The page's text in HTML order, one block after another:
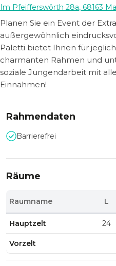
Im Pfeifferswörth 28a, 68163
Planen Sie ein Event der
außergewöhnlich
Paletti bietet Ihnen für
charmanten Rahmen und
soziale Jungendarbeit mit
Einnahmen!
Rahmendaten
Barrierefrei
Räume
Raumname L
Hauptzelt 24
Vorzelt